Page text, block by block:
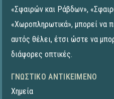
«Σφαιρών και Ράβδων»,
«Χωροπληρωτικά», μπορεί να
αυτός θέλει, έτσι ώστε να
διάφορες οπτικές.
ΓΝΩΣΤΙΚΌ ΑΝΤΙΚΕΊΜΕΝΟ
Χημεία